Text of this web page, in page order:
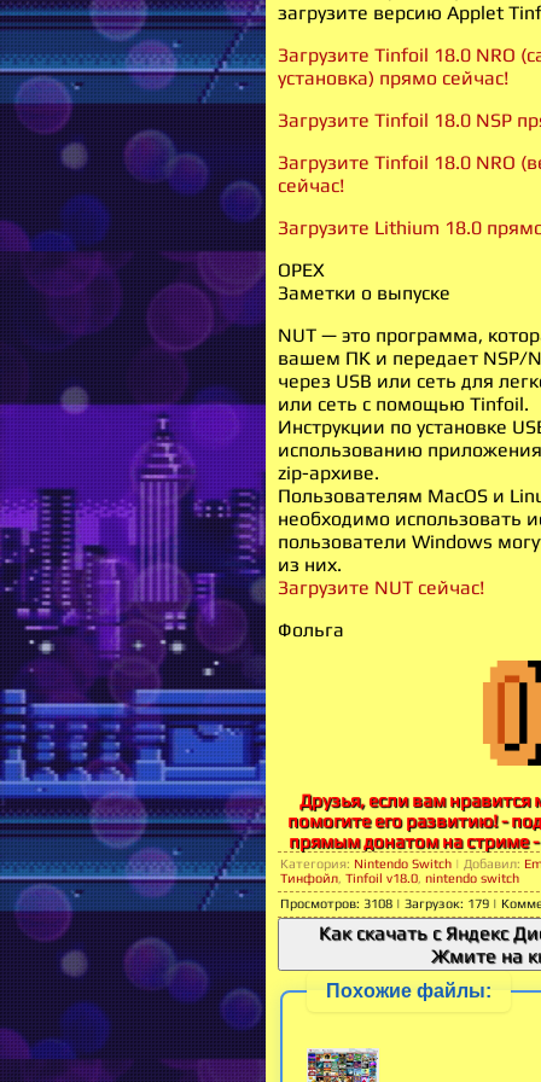
загрузите версию Applet
Загрузите Tinfoil 18.0 NRO
установка) прямо сейчас!
Загрузите Tinfoil 18.0 NSP
Загрузите Tinfoil 18.0 NRO
сейчас!
Загрузите Lithium 18.0
ОРЕХ
Заметки о выпуске
NUT — это программа,
вашем ПК и передает NSP/
через USB или сеть для
или сеть с помощью Tinfoil.
Инструкции по установке
использованию
zip-архиве.
Пользователям MacOS и
необходимо использовать
пользователи Windows
из них.
Загрузите NUT сейчас!
Фольга
Друзья, если вам нравится
помогите его развитию! -
прямым донатом на стриме
Категория: Nintendo Switch | Добавил:
Тинфойл Tinfoil v18.0 nintendo switch
Просмотров: 3108 | Загрузок: 179 |
Как скачать с Яндекс
Жмите на
Похожие файлы: